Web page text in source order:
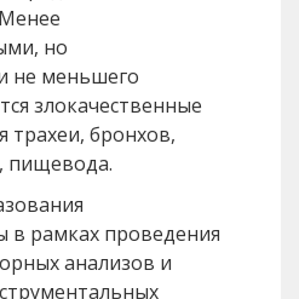
но
не меньшего
злокачественные
трахеи, бронхов,
пищевода.
в рамках проведения
анализов и